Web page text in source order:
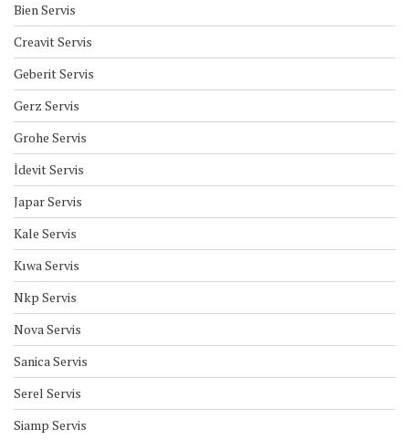
Bien Servis
Creavit Servis
Geberit Servis
Gerz Servis
Grohe Servis
İdevit Servis
Japar Servis
Kale Servis
Kıwa Servis
Nkp Servis
Nova Servis
Sanica Servis
Serel Servis
Siamp Servis